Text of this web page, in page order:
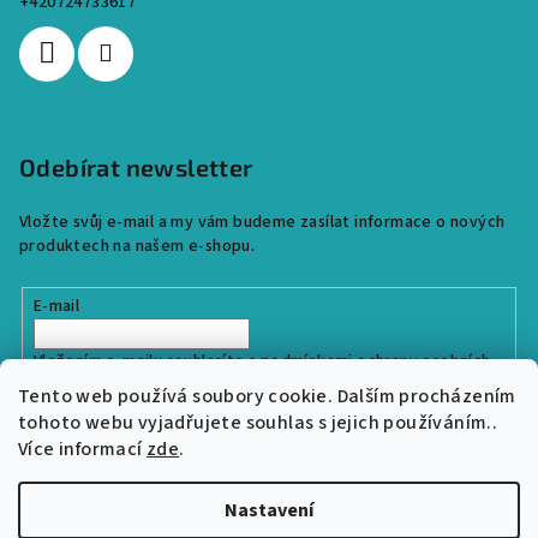
Tento web používá soubory cookie. Dalším procházením
tohoto webu vyjadřujete souhlas s jejich používáním..
Více informacízde.
Nastavení
Odebírat newsletter
Vložte svůj e-mail a my vám budeme zasílat informace o nových
produktech na našem e-shopu.
E-mail
Vložením e-mailu souhlasíte spodmínkami ochrany osobních
údajů
Přihlásit se